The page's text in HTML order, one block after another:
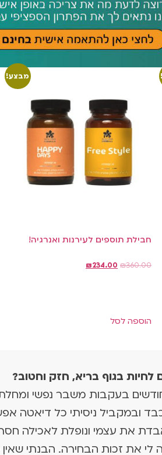
מבצע!
חבילת תוספים לעירנות ואנרגיה!
₪360.00
₪234.00
הוספה לסל
לחיות בגוף בריא, חזק וחטוב?
2014, עליתי 20 קילו ב-3 חודשים בעקבות
ובמקביל ניסיתי כל דיאטה
את עצמי ונופלת לאכילה
את זכות הבחירה. הבנתי שאין